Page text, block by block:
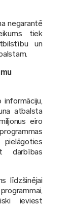
negarantē
tiek
un
informāciju,
atbalsta
eiro
darbības
līdzšinējai
ieviest